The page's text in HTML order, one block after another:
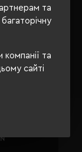
та
та
сайті